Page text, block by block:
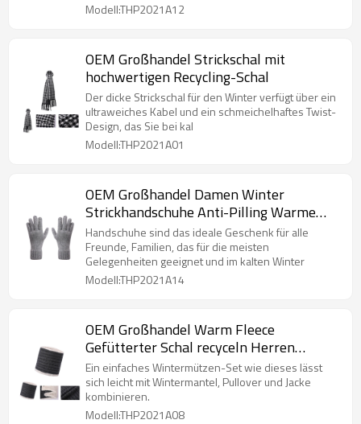
Modell:THP2021A12
OEM Großhandel Strickschal mit
hochwertigen Recycling-Schal
Der dicke Strickschal für den Winter verfügt über ein
ultraweiches Kabel und ein schmeichelhaftes Twist-
Design, das Sie bei kal
Modell:THP2021A01
OEM Großhandel Damen Winter
Strickhandschuhe Anti-Pilling Warme
Handschuhe
Handschuhe sind das ideale Geschenk für alle
Freunde, Familien, das für die meisten
Gelegenheiten geeignet und im kalten Winter
Modell:THP2021A14
OEM Großhandel Warm Fleece
Gefütterter Schal recyceln Herren
Strickschal
Ein einfaches Wintermützen-Set wie dieses lässt
sich leicht mit Wintermantel, Pullover und Jacke
kombinieren.
Modell:THP2021A08